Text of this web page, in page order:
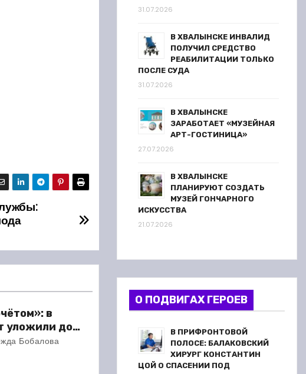
в
уложили до
30 метров
Бобалова
31.07.2026
В ХВАЛЫНСКЕ ИНВАЛИД
ПОЛУЧИЛ СРЕДСТВО
РЕАБИЛИТАЦИИ ТОЛЬКО
ПОСЛЕ СУДА
31.07.2026
В ХВАЛЫНСКЕ
ЗАРАБОТАЕТ «МУЗЕЙНАЯ
АРТ-ГОСТИНИЦА»
27.07.2026
В ХВАЛЫНСКЕ
ПЛАНИРУЮТ СОЗДАТЬ
МУЗЕЙ ГОНЧАРНОГО
ИСКУССТВА
21.07.2026
О ПОДВИГАХ ГЕРОЕВ
В ПРИФРОНТОВОЙ
ПОЛОСЕ: БАЛАКОВСКИЙ
ХИРУРГ КОНСТАНТИН
ЦОЙ О СПАСЕНИИ ПОД